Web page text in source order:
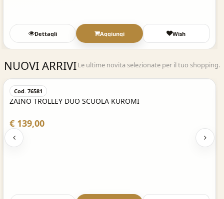
Dettagli Aggiungi Wish
NUOVI ARRIVILe ultime novita selezionate per il tuo shopping.
Acquisto Veloce
Cod. 76581
ZAINO TROLLEY DUO SCUOLA KUROMI
€ 139,00